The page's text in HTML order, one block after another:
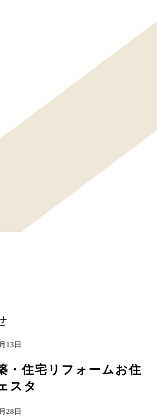
13日
・住宅リフォームお住
スタ
28日